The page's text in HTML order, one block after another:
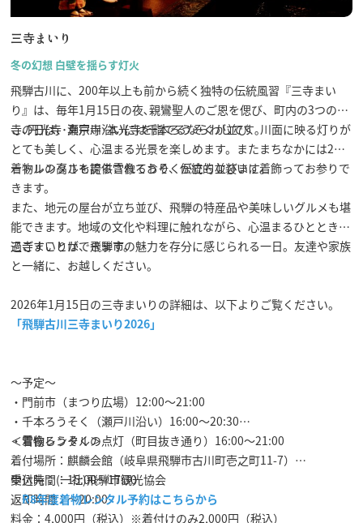
三寺まいり
冬の幻想 白壁を揺らす灯火
飛騨古川に、200年以上も前から続く独特の伝統風習『三寺まい
り』は、毎年1月15日の夜､親鸞聖人のご恩を偲び、町内の3つの
寺､円光寺･真宗寺･本光寺を詣でるならわしです｡
この日は、瀬戸川沿いには千本ろうそくが並び、川面に映る灯りが
とても美しく、心温まる光景を楽しめます。またまちなかには2メ
ートルの高さを誇る雪像ろうそくが立ち並びます。
着物レンタルも提供されており、伝統的な装いに着飾ってお参りで
きます。
また、地元の屋台が立ち並び、飛騨の特産品や美味しいグルメも堪
能できます。地域の文化や料理に触れながら、心温まるひとときを
過ごすことができます。
三寺まいりは、飛騨市の魅力を存分に感じられる一日。友達や家族
と一緒に、お越しください。
2026年1月15日の三寺まいりの詳細は、以下よりご覧ください。
「飛騨古川三寺まいり2026」
～予定～
・門前市（まつり広場）12:00～21:00
・千本ろうそく（瀬戸川沿い）16:00～20:30
・雪像ろうそくの点灯（町目抜き通り）16:00～21:00
＜着物レンタル＞
着付場所：麒麟会館（岐阜県飛騨市古川町壱之町11-7）
受付時間：15:00～17:30
返却時間：～20:00
料金：4,000円（税込）※着付けのみ2,000円（税込）
申込先：(一社)飛騨市観光協会
R8年度着物レンタル予約はこちらから